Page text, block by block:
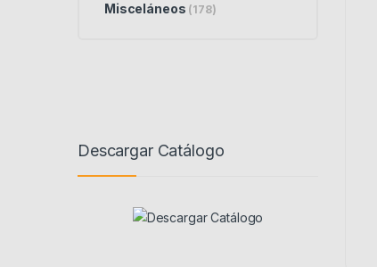
Misceláneos (178)
Descargar Catálogo